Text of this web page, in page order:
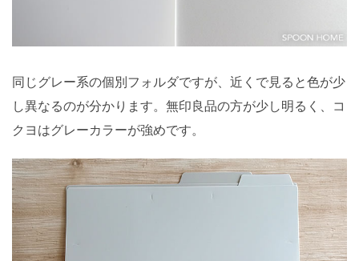
同じグレー系の個別フォルダですが、近くで見ると色が少
し異なるのが分かります。無印良品の方が少し明るく、コ
クヨはグレーカラーが強めです。